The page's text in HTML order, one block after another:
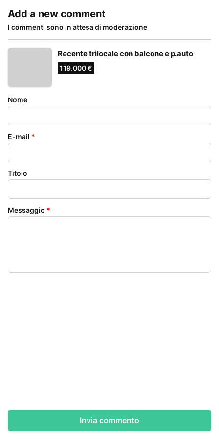
Add a new comment
I commenti sono in attesa di moderazione
Recente trilocale con balcone e p.auto
119.000 €
Nome
E-mail *
Titolo
Messaggio *
Invia commento